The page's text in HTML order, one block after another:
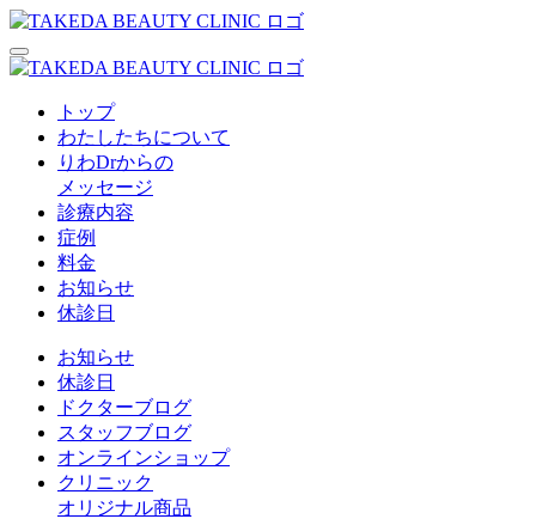
トップ
わたしたちについて
りわDrからの
メッセージ
診療内容
症例
料金
お知らせ
休診日
お知らせ
休診日
ドクターブログ
スタッフブログ
オンラインショップ
クリニック
オリジナル商品